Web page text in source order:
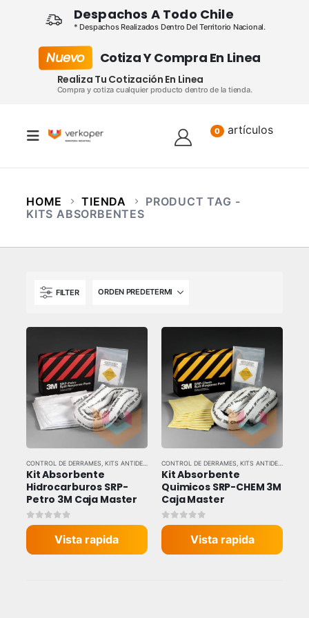
Despachos A Todo Chile
* Despachos Realizados Dentro Del Territorio Nacional.
Nuevo Cotiza Y Compra En Linea
Realiza Tu Cotización En Linea
Compra y cotiza cualquier producto dentro de la tienda.
0 artículos
HOME TIENDA
PRODUCT TAG -
KITS ABSORBENTES
FILTER
CONTROL DE DERRAMES KITS ANTIDERRAME ,TODAS LAS MARCAS
Kit Absorbente
Hidrocarburos SRP-
Petro 3M Caja Master
0out of 5
Vista rapida
CONTROL DE DERRAMES KITS ANTIDERRAME
Kit Absorbente
Quimicos SRP-CHEM 3M
Caja Master
0out of 5
Vista rapida